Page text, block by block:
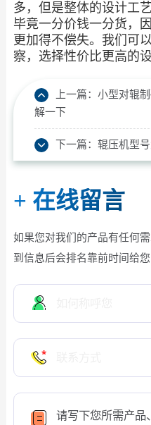
多，但是整体的设计工
毕竟一分价钱一分货，
更加得不偿失。我们可
察，选择性价比更高的设
上一篇： 小型对辊
解一下
下一篇： 辊压机型
+ 在线留言
如果您对我们的产品有任何
到信息后会排名靠前时间给